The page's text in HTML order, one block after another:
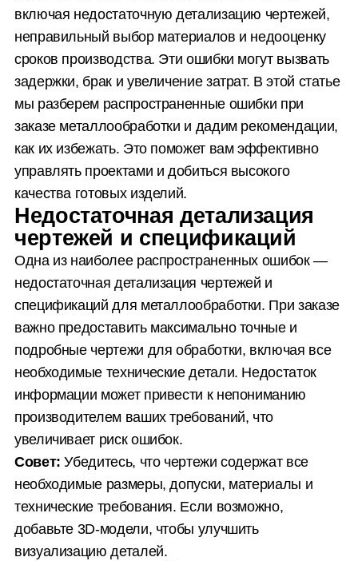
включая недостаточную детализацию чертежей,
неправильный выбор материалов и недооценку
сроков производства. Эти ошибки могут вызвать
задержки, брак и увеличение затрат. В этой статье
мы разберем распространенные ошибки при
заказе металлообработки и дадим рекомендации,
как их избежать. Это поможет вам эффективно
управлять проектами и добиться высокого
качества готовых изделий.
Недостаточная детализация
чертежей и спецификаций
Одна из наиболее распространенных ошибок —
недостаточная детализация чертежей и
спецификаций для металлообработки. При заказе
важно предоставить максимально точные и
подробные чертежи для обработки, включая все
необходимые технические детали. Недостаток
информации может привести к непониманию
производителем ваших требований, что
увеличивает риск ошибок.
Совет: Убедитесь, что чертежи содержат все
необходимые размеры, допуски, материалы и
технические требования. Если возможно,
добавьте 3D-модели, чтобы улучшить
визуализацию деталей.